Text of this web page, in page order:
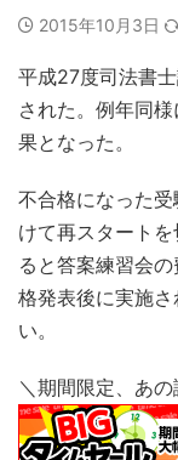
2015年10月3日
平成27度司法書
された。例年同
果となった。
不合格になった
けて再スタート
ると答案練習会
格発表後に実施
い。
＼期間限定、あ